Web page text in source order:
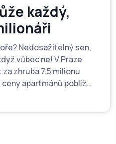
každý,
Nedosažitelný sen,
vůbec ne! V Praze
zhruba 7,5 milionu
apartmánů poblíž